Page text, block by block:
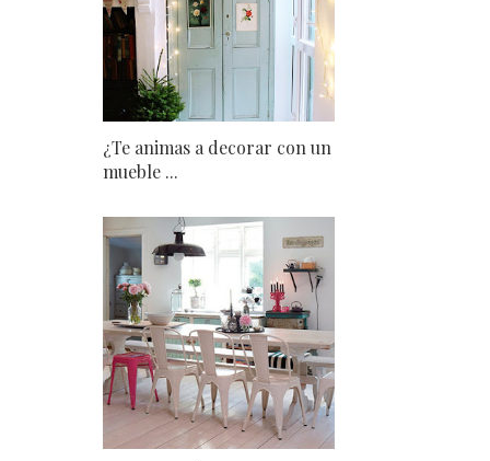
¿Te animas a decorar con un
mueble ...